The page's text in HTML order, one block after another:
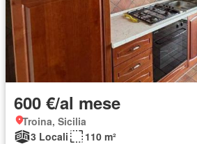
600 €/al mese
Troina, Sicilia
3 Locali
110 m²